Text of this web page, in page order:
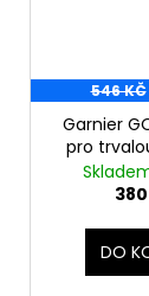
546 KČ
Garnier
pro
DO